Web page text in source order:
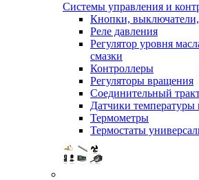
Системы управления и
Кнопки,
Реле давления
Регулятор уровня
смазки
Контроллеры
Регуляторы вращения
Соединительный
Датчики температуры
Термометры
Термостаты